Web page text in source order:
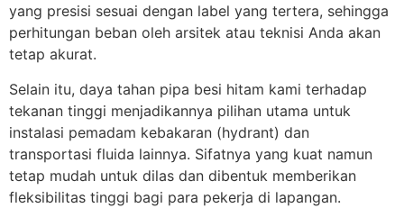
yang presisi sesuai dengan label yang tertera, sehingga
perhitungan beban oleh arsitek atau teknisi Anda akan
tetap akurat.
Selain itu, daya tahan pipa besi hitam kami terhadap
tekanan tinggi menjadikannya pilihan utama untuk
instalasi pemadam kebakaran (hydrant) dan
transportasi fluida lainnya. Sifatnya yang kuat namun
tetap mudah untuk dilas dan dibentuk memberikan
fleksibilitas tinggi bagi para pekerja di lapangan.